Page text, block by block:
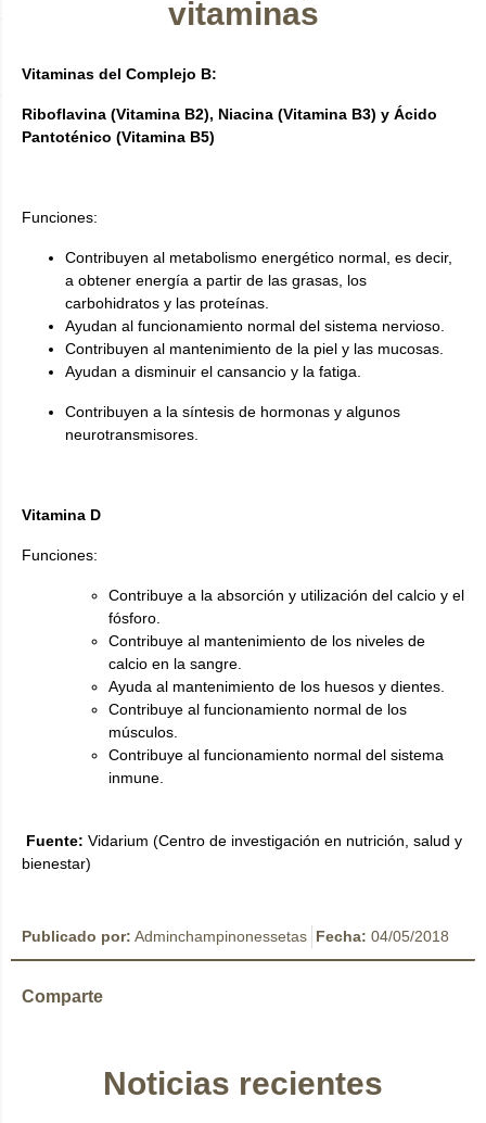
vitaminas
Vitaminas del Complejo B:
Riboflavina (Vitamina B2), Niacina (Vitamina B3) y Ácido
Pantoténico (Vitamina B5)
Funciones:
Contribuyen al metabolismo energético normal, es decir,
a obtener energía a partir de las grasas, los
carbohidratos y las proteínas.
Ayudan al funcionamiento normal del sistema nervioso.
Contribuyen al mantenimiento de la piel y las mucosas.
Ayudan a disminuir el cansancio y la fatiga.
Contribuyen a la síntesis de hormonas y algunos
neurotransmisores.
Vitamina D
Funciones:
Contribuye a la absorción y utilización del calcio y el
fósforo.
Contribuye al mantenimiento de los niveles de
calcio en la sangre.
Ayuda al mantenimiento de los huesos y dientes.
Contribuye al funcionamiento normal de los
músculos.
Contribuye al funcionamiento normal del sistema
inmune.
Fuente: Vidarium (Centro de investigación en nutrición, salud y
bienestar)
Publicado por: Adminchampinonessetas Fecha: 04/05/2018
Comparte
Noticias recientes